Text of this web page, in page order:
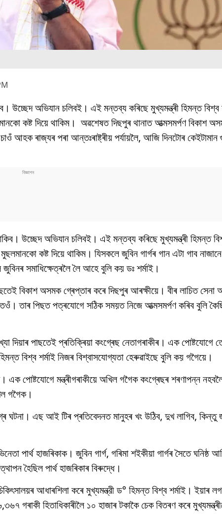
উচ্ছেদ অভিযান চলিবই। এই মন্তব্য কৰিছে মুখ্যমন্ত্ৰী হিমন্ত
কষ্ট দিয়ে থাকিম। অৱশেষত দিছপুৰ থানাত আত্মসমৰ্পণ বিকাশ
আহক ৰাজ্যৰ পৰা আন্তঃৰাষ্ট্ৰীয় পৰ্যায়লৈ, আজি দিনটোৰ কেইটামান
উচ্ছেদ অভিযান চলিবই। এই মন্তব্য কৰিছে মুখ্যমন্ত্ৰী হিমন্ত
কষ্ট দিয়ে থাকিম। যিসকলে জুবিন গাৰ্গৰ গান এটা গাব
সমাধিক্ষেত্ৰলৈ লৈ আহে বুলি কয় ডঃ শৰ্মাই।
বিকাশ অসমক গ্ৰেপ্তাৰ কৰে দিছপুৰ আৰক্ষীয়ে। বীৰ লাচিত
তাৰ পিছত পত্ৰযোগে সঠিক সময়ত নিজে আত্মসমৰ্পণ কৰিব বুলি
দিয়াৰ পাছতেই প্ৰতিক্ৰিয়া কংগ্ৰেছ নেতাগৰাকীৰ। এক
বিশ্ব শৰ্মাই নিজৰ বিশ্বাসযোগ্যতা হেৰুৱাইছে বুলি কয় গগৈয়ে।
এক পোষ্টযোগে মন্ত্ৰীগৰাকীয়ে অখিল গগৈক কংগ্ৰেছৰ শৰণাপন্ন
গগৈক।
এছ আই টিৰ প্ৰতিবেদনত মানুহৰ খং উঠিব, দুখ লাগিব, কিন্তু
হাজৰিকাক। জুবিন গাৰ্গ, গৰিমা শ‌ইকীয়া গাৰ্গৰ সৈতে ঘনিষ্ঠ
হৈছিল পাৰ্থ হাজৰিকাৰ বিৰুদ্ধে।
আধাৰশিলা কৰে মুখ্যমন্ত্রী ড° হিমন্ত বিশ্ব শৰ্মাই। ইয়াৰ
গৰাকী হিতাধিকাৰীলৈ ১০ হাজাৰ টকাকৈ চেক বিতৰণ কৰে